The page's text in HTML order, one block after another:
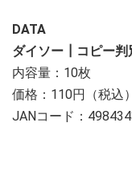
DATA
ダイソー┃コピー判
内容量：10枚
価格：110円（税込）
JANコード：